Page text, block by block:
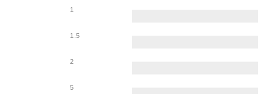
1
1.5
2
5